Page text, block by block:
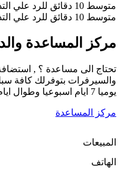
متوسط 10 دقائق للرد علي التذاكر
متوسط 10 دقائق للرد علي التذاكر
مركز المساعدة
تحتاج الى مساعدة ؟ ,
يوميا 7 ايام اسبوعيا وطوال ايام العام .
مركز المساعدة
المبيعات
الهاتف